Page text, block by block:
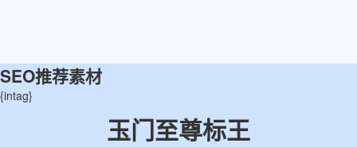
SEO推荐素材
{intag}
玉门至尊标王